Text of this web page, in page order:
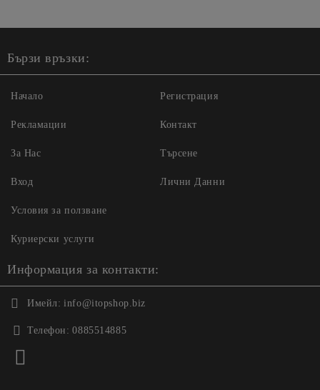
Бързи връзки:
Начало
Рекламации
За Нас
Вход
Регистрация
Контакт
Търсене
Лични Данни
Условия за ползване
Куриерски услуги
Информация за контакти:
Имейл: info@itopshop.biz
Телефон: 0885514885